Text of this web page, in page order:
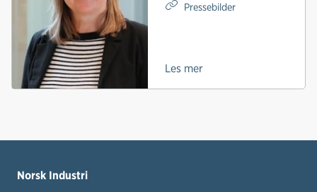
Pressebilder
Les mer
Norsk Industri